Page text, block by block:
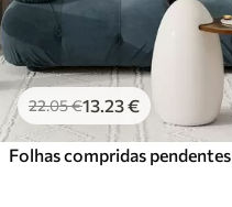
22.05€13 .23€
Folhas compridas pendentes